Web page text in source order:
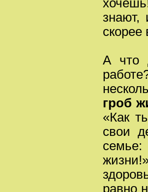
знают,
скорее
А что
гроб
«Как
свои
семье:
равно